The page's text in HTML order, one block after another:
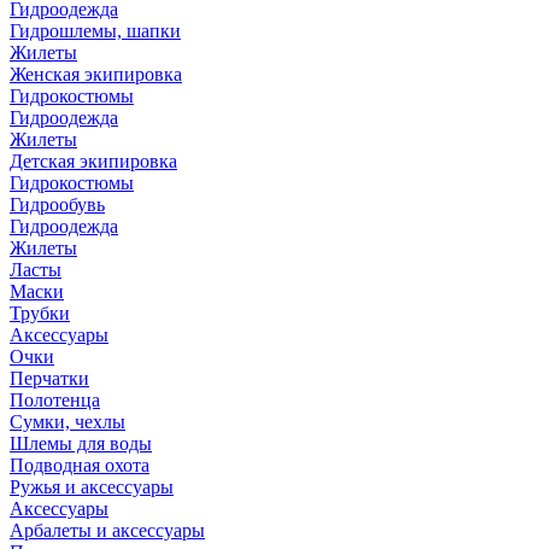
Гидроодежда
Гидрошлемы, шапки
Жилеты
Женская экипировка
Гидрокостюмы
Гидроодежда
Жилеты
Детская экипировка
Гидрокостюмы
Гидрообувь
Гидроодежда
Жилеты
Ласты
Маски
Трубки
Аксессуары
Очки
Перчатки
Полотенца
Сумки, чехлы
Шлемы для воды
Подводная охота
Ружья и аксессуары
Аксессуары
Арбалеты и аксессуары